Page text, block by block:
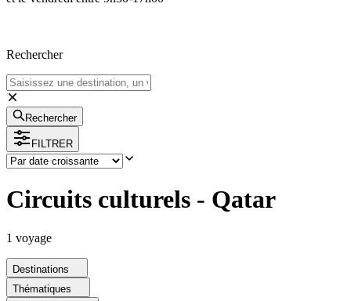
Rechercher
Rechercher
FILTRER
Circuits culturels - Qatar
1 voyage
Destinations
Thématiques